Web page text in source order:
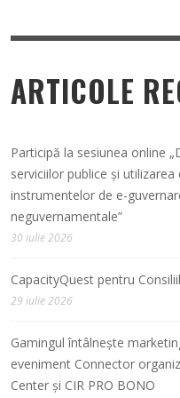
ARTICOLE
Participă la sesiunea online
serviciilor publice și utilizarea
instrumentelor de e-
neguvernamentale”
30 iulie 2026
CapacityQuest pentru
29 iulie 2026
Gamingul întâlnește
eveniment Connector
Center și CIR PRO BONO